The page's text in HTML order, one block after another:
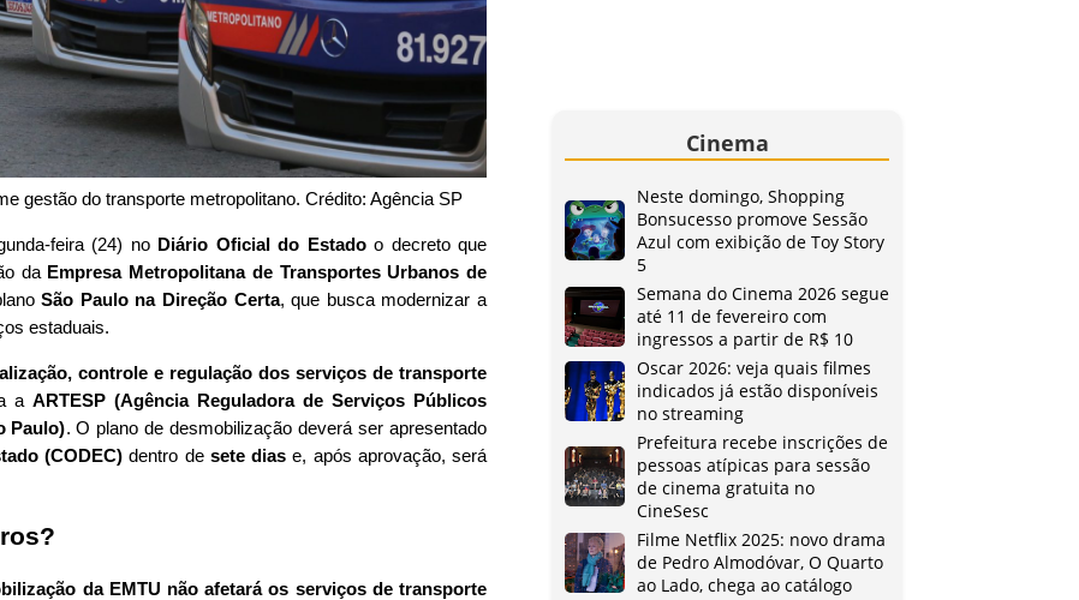
gestão do transporte metropolitano. Crédito: Agência SP
feira (24) no Diário Oficial do Estadoo decreto que
da Empresa Metropolitana de Transportes Urbanos de
São Paulo na Direção Certa, que busca modernizar a
estaduais.
controle e regulação dos serviços de transporte
a ARTESP (Agência Reguladora de Serviços Públicos
Paulo). O plano de desmobilização deverá ser apresentado
(CODEC) dentro de sete dias e, após aprovação, será
da EMTU não afetará os serviços de transporte
Cinema
Neste domingo, Shopping
Bonsucesso promove Sessão
Azul com exibição de Toy Story
5
Semana do Cinema 2026 segue
até 11 de fevereiro com
ingressos a partir de R$ 10
Oscar 2026: veja quais filmes
indicados já estão disponíveis
no streaming
Prefeitura recebe inscrições de
pessoas atípicas para sessão
de cinema gratuita no
CineSesc
Filme Netflix 2025: novo drama
de Pedro Almodóvar, O Quarto
ao Lado, chega ao catálogo